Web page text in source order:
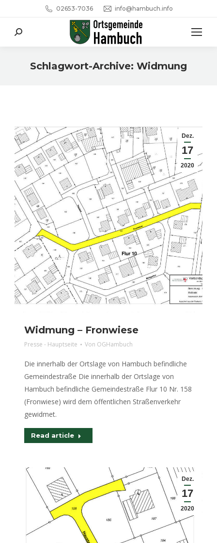
02653-7036 info@hambuch.info
Search:
Schlagwort-Archive: Widmung
Dez.
17
2020
Widmung – Fronwiese
Presse - Hauptseite Von OGHambuch
Die innerhalb der Ortslage von Hambuch befindliche
Gemeindestraße Die innerhalb der Ortslage von
Hambuch befindliche Gemeindestraße Flur 10 Nr. 158
(Fronwiese) wird dem öffentlichen Straßenverkehr
gewidmet.
Read article
Dez.
17
2020